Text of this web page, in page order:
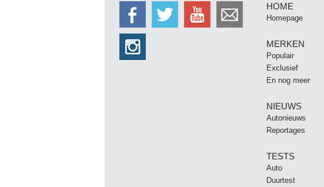
HOME
Homepage
MERKEN
Populair
Exclusief
En nog meer
NIEUWS
Autonieuws
Reportages
TESTS
Auto
Duurtest